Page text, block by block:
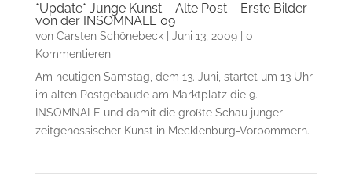
*Update* Junge Kunst – Alte Post – Erste Bilder
von der INSOMNALE 09
von Carsten Schönebeck| Juni 13, 2009| 0
Kommentieren
Am heutigen Samstag, dem 13. Juni, startet um 13 Uhr
im alten Postgebäude am Marktplatz die 9.
INSOMNALE und damit die größte Schau junger
zeitgenössischer Kunst in Mecklenburg-Vorpommern.